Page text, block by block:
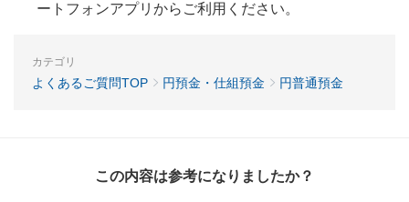
ートフォンアプリからご利用ください。
カテゴリ
よくあるご質問TOP 円預金・仕組預金 円普通預金
この内容は参考になりましたか？